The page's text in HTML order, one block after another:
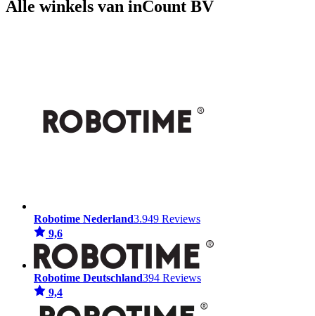
Alle winkels van inCount BV
Robotime Nederland3.949 Reviews
9,6
Robotime Deutschland394 Reviews
9,4